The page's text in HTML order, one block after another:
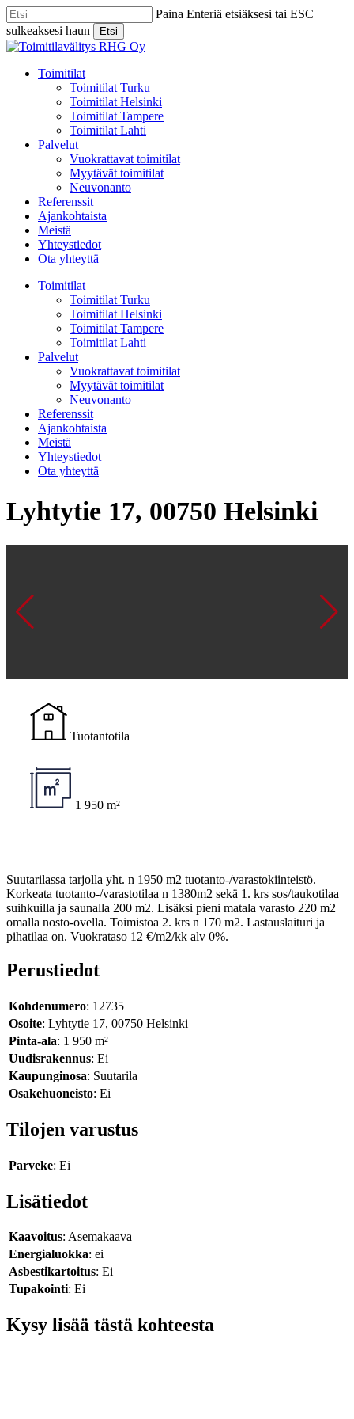
Skip
to
main
content
Paina Enteriä etsiäksesi tai ESC
sulkeaksesi haun
Etsi
Close
Menu
Toimitilat
Toimitilat Turku
Toimitilat Helsinki
Toimitilat Tampere
Toimitilat Lahti
Palvelut
Vuokrattavat toimitilat
Myytävät toimitilat
Neuvonanto
Referenssit
Ajankohtaista
Meistä
Yhteystiedot
Ota yhteyttä
Toimitilat
Toimitilat Turku
Toimitilat Helsinki
Toimitilat Tampere
Toimitilat Lahti
Palvelut
Vuokrattavat toimitilat
Myytävät toimitilat
Neuvonanto
Referenssit
Ajankohtaista
Meistä
Yhteystiedot
Ota yhteyttä
Lyhtytie 17, 00750 Helsinki
Tuotantotila
1 950 m²
Suutarilassa tarjolla yht. n 1950 m2 tuotanto-/varastokiinteistö.
Korkeata tuotanto-/varastotilaa n 1380m2 sekä 1. krs sos/taukotilaa
suihkuilla ja saunalla 200 m2. Lisäksi pieni matala varasto 220 m2
omalla nosto-ovella. Toimistoa 2. krs n 170 m2. Lastauslaituri ja
pihatilaa on. Vuokrataso 12 €/m2/kk alv 0%.
Perustiedot
Kohdenumero: 12735
Osoite: Lyhtytie 17, 00750 Helsinki
Pinta-ala: 1 950 m²
Uudisrakennus: Ei
Kaupunginosa: Suutarila
Osakehuoneisto: Ei
Tilojen varustus
Parveke: Ei
Lisätiedot
Kaavoitus: Asemakaava
Energialuokka: ei
Asbestikartoitus: Ei
Tupakointi: Ei
Kysy lisää tästä kohteesta